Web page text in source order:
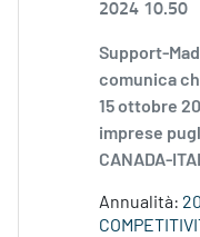
2024 10.50
Support-
comunica
15 ottobre
imprese
CANADA-
Annualità: